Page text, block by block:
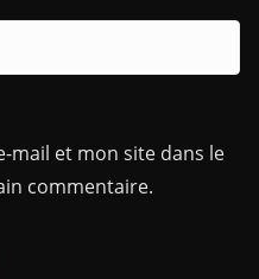
mail et mon site dans le
commentaire.